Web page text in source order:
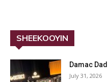
SHEEKOOYIN
Damac
July 31, 2026